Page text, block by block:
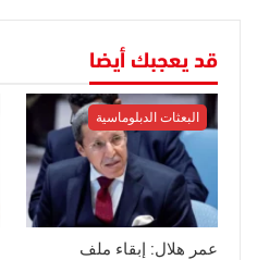
قد يعجبك أيضا
البعثات الدبلوماسية
عمر هلال: إبقاء ملف